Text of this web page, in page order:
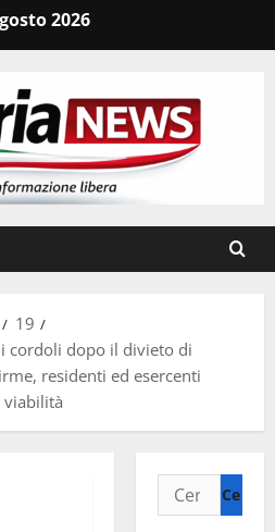
2026
19
cordoli dopo il divieto di
residenti ed esercenti
viabilità
Ricerca
per: